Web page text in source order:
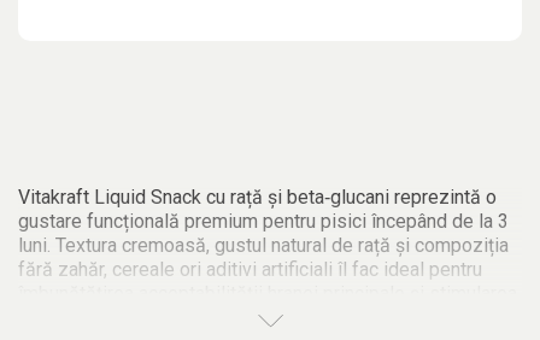
Vitakraft Liquid Snack cu rață și beta‑glucani reprezintă o
gustare funcțională premium pentru pisici începând de la 3
luni. Textura cremoasă, gustul natural de rață și compoziția
fără zahăr, cereale ori aditivi artificiali îl fac ideal pentru
apetitului. Beta‑glucanii contribuie la întărirea sistemului